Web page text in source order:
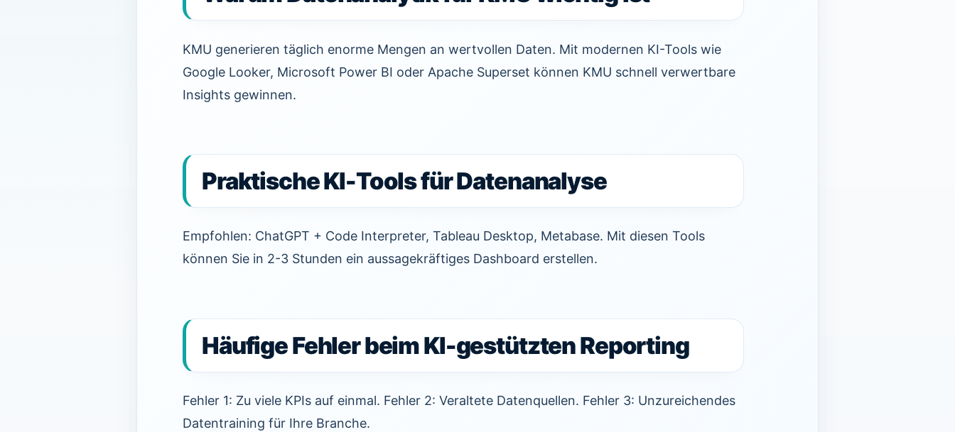
KMU generieren täglich enorme Mengen an wertvollen Daten. Mit modernen KI-Tools wie
Google Looker, Microsoft Power BI oder Apache Superset können KMU schnell verwertbare
Insights gewinnen.
Praktische KI-Tools für Datenanalyse
Empfohlen: ChatGPT + Code Interpreter, Tableau Desktop, Metabase. Mit diesen Tools
können Sie in 2-3 Stunden ein aussagekräftiges Dashboard erstellen.
Häufige Fehler beim KI-gestützten Reporting
Fehler 1: Zu viele KPIs auf einmal. Fehler 2: Veraltete Datenquellen. Fehler 3: Unzureichendes
Datentraining für Ihre Branche.